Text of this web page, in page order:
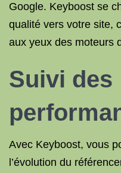
Google. Keyboost se
qualité vers votre site,
aux yeux des moteurs
Suivi des
Avec Keyboost, vous
l’évolution du